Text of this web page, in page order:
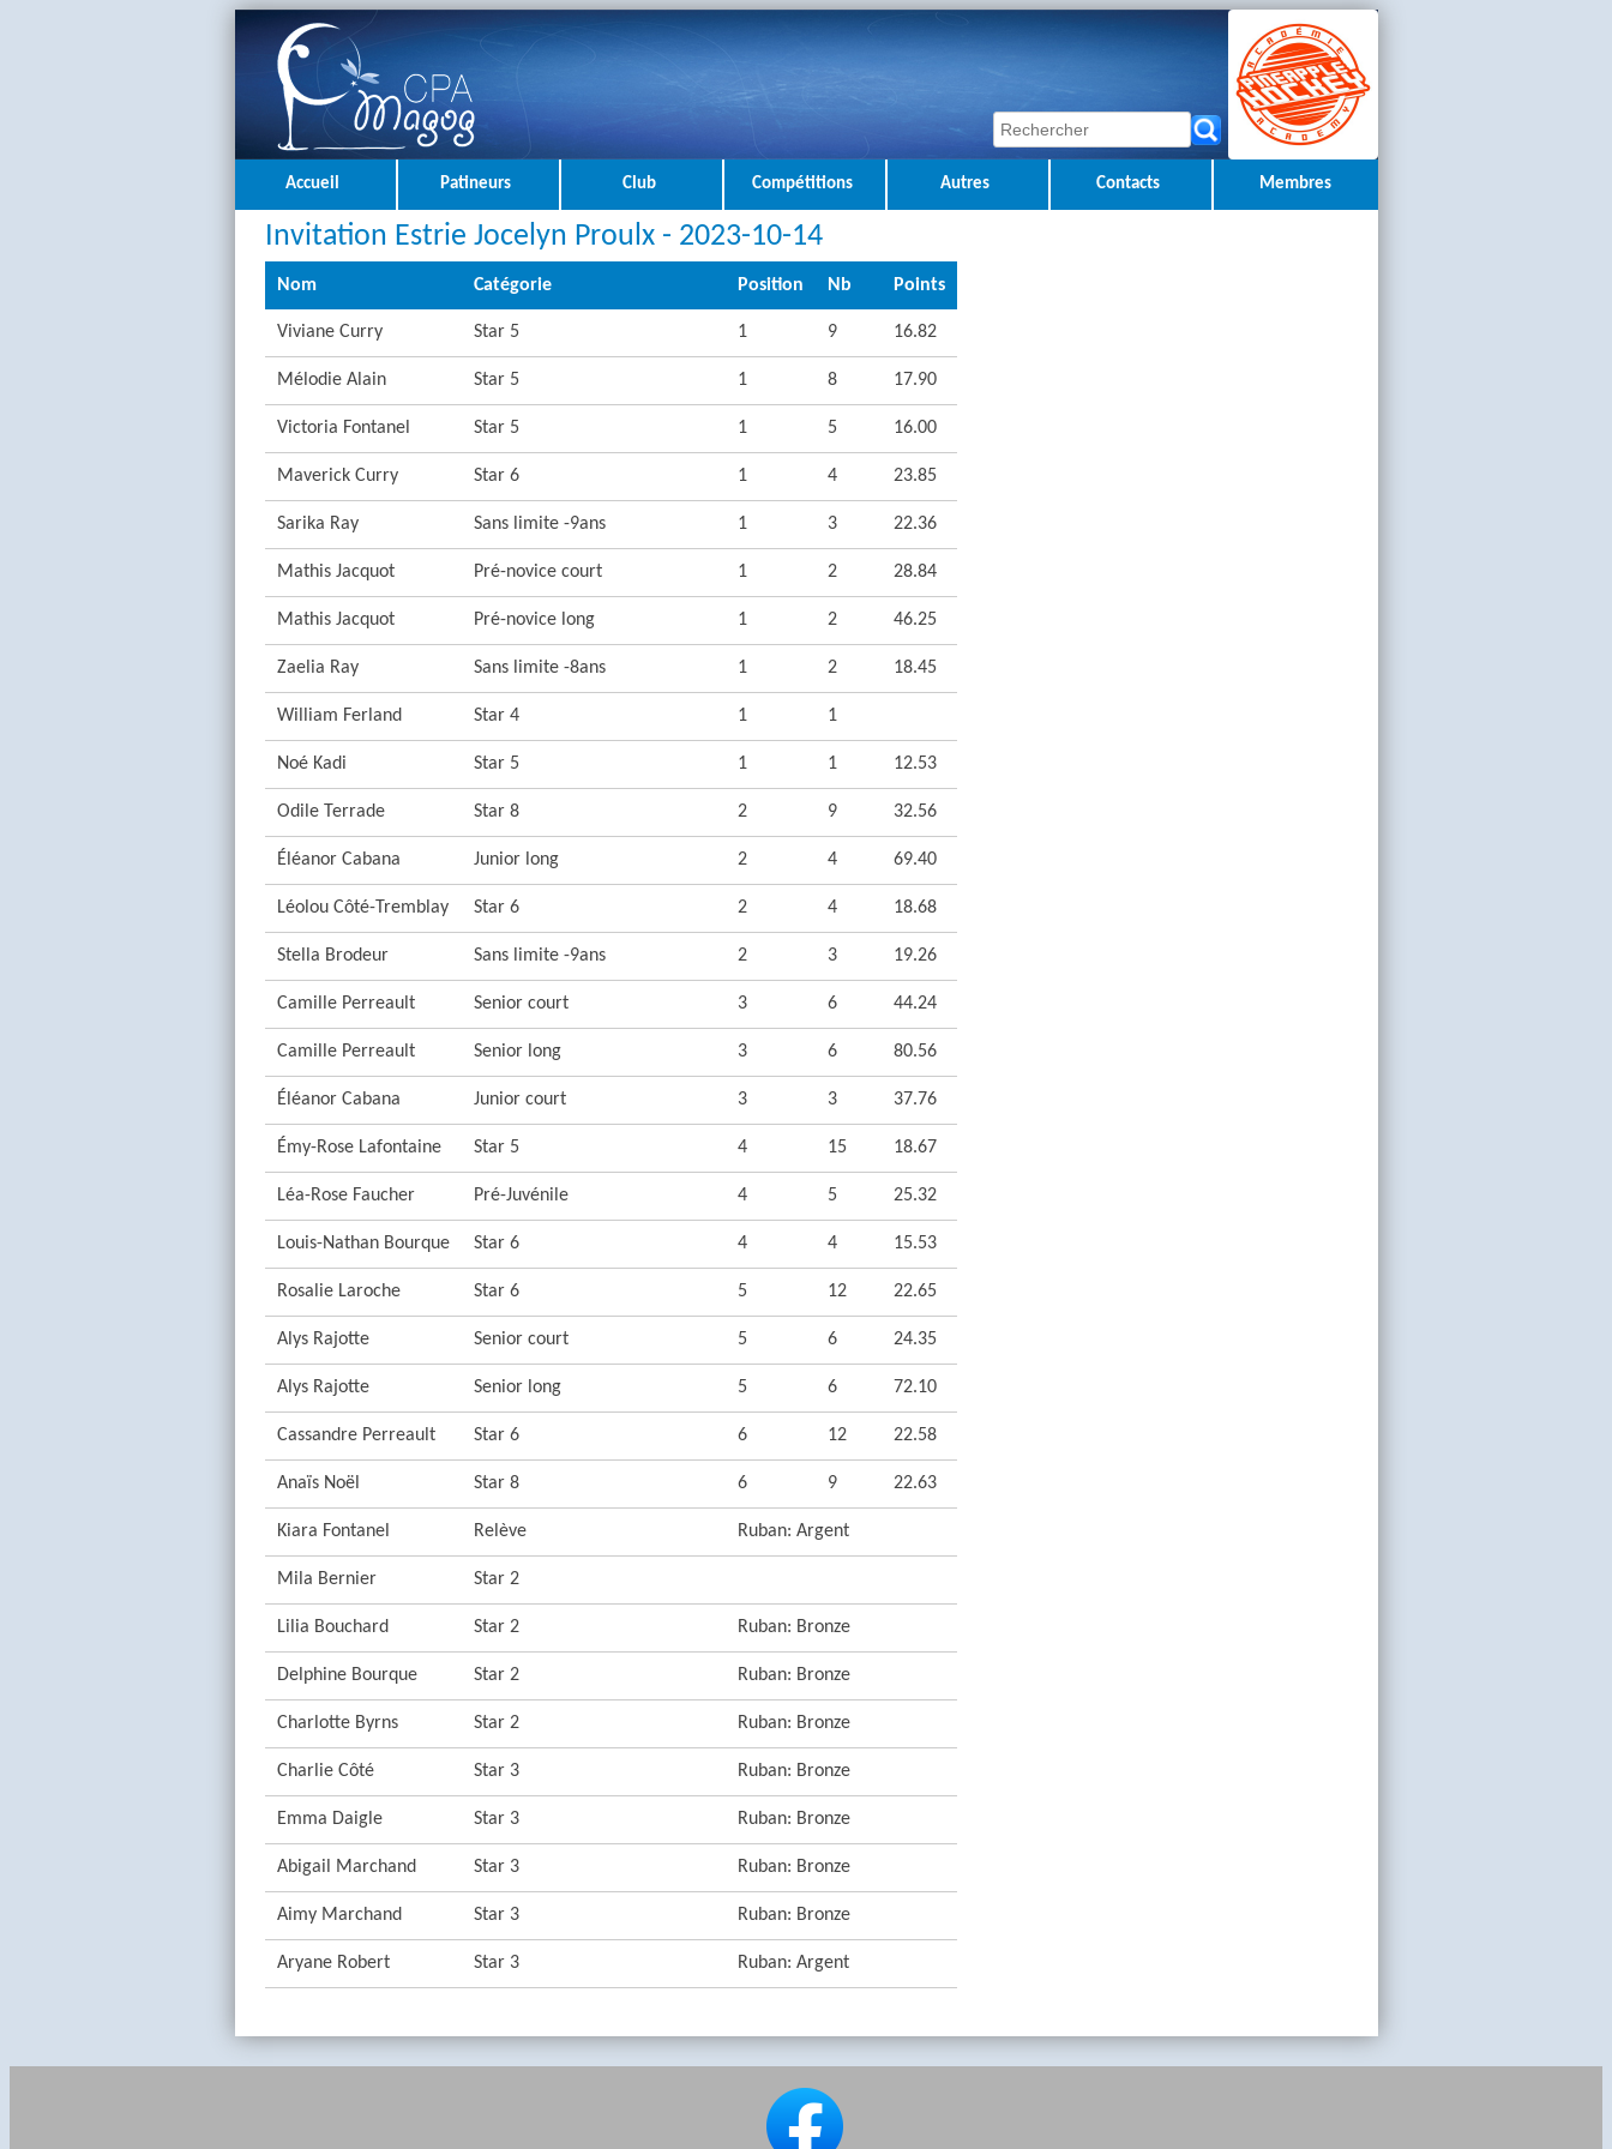
Accueil Patineurs Club Compétitions Autres Contacts Membres
Invitation Estrie Jocelyn Proulx - 2023-10-14
Nom Catégorie Position Nb Points
Viviane Curry Star 5 1 9 16.82
Mélodie Alain Star 5 1 8 17.90
Victoria Fontanel Star 5 1 5 16.00
Maverick Curry Star 6 1 4 23.85
Sarika Ray Sans limite -9ans 1 3 22.36
Mathis Jacquot Pré-novice court 1 2 28.84
Mathis Jacquot Pré-novice long 1 2 46.25
Zaelia Ray Sans limite -8ans 1 2 18.45
William Ferland Star 4 1 1
Noé Kadi Star 5 1 1 12.53
Odile Terrade Star 8 2 9 32.56
Éléanor Cabana Junior long 2 4 69.40
Léolou Côté-Tremblay Star 6 2 4 18.68
Stella Brodeur Sans limite -9ans 2 3 19.26
Camille Perreault Senior court 3 6 44.24
Camille Perreault Senior long 3 6 80.56
Éléanor Cabana Junior court 3 3 37.76
Émy-Rose Lafontaine Star 5 4 15 18.67
Léa-Rose Faucher Pré-Juvénile 4 5 25.32
Louis-Nathan Bourque Star 6 4 4 15.53
Rosalie Laroche Star 6 5 12 22.65
Alys Rajotte Senior court 5 6 24.35
Alys Rajotte Senior long 5 6 72.10
Cassandre Perreault Star 6 6 12 22.58
Anaïs Noël Star 8 6 9 22.63
Kiara Fontanel Relève Ruban: Argent
Mila Bernier Star 2
Lilia Bouchard Star 2 Ruban: Bronze
Delphine Bourque Star 2 Ruban: Bronze
Charlotte Byrns Star 2 Ruban: Bronze
Charlie Côté Star 3 Ruban: Bronze
Emma Daigle Star 3 Ruban: Bronze
Abigail Marchand Star 3 Ruban: Bronze
Aimy Marchand Star 3 Ruban: Bronze
Aryane Robert Star 3 Ruban: Argent